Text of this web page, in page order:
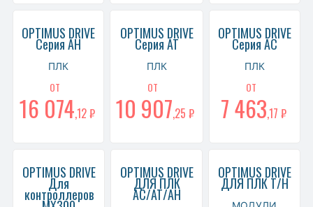
OPTIMUS DRIVE
Серия AH
ПЛК
ОТ
16 074,12 ₽
OPTIMUS DRIVE
Серия AT
ПЛК
ОТ
10 907,25 ₽
OPTIMUS DRIVE
Серия AC
ПЛК
ОТ
7 463,17 ₽
OPTIMUS DRIVE
Для
контроллеров
OPTIMUS DRIVE
ДЛЯ ПЛК
AC/AT/AH
OPTIMUS DRIVE
ДЛЯ ПЛК T/H